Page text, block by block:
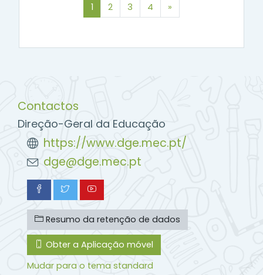
1 (atual)
2 3 4 »
Contactos
Direção-Geral da Educação
https://www.dge.mec.pt/
dge@dge.mec.pt
Resumo da retenção de dados
Obter a Aplicação móvel
Mudar para o tema standard